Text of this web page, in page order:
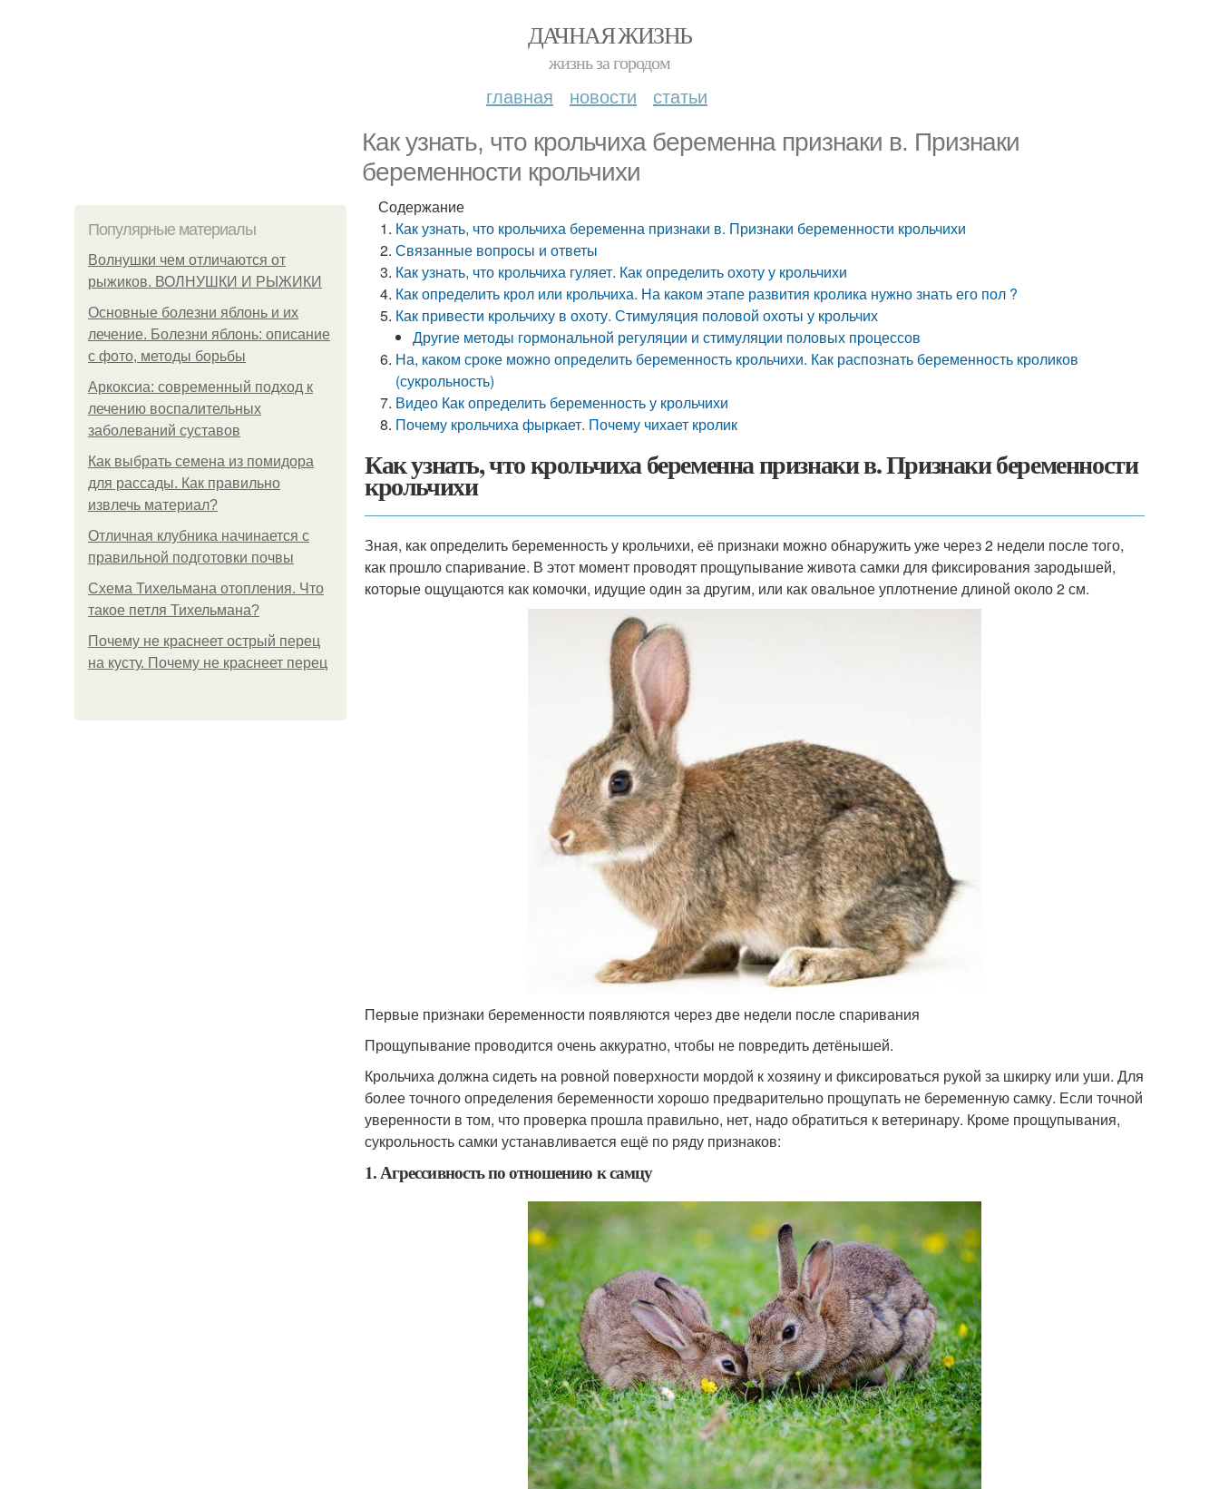
ДАЧНАЯ ЖИЗНЬ
жизнь за городом
главная новости статьи
Как узнать, что крольчиха беременна признаки в. Признаки
беременности крольчихи
Популярные материалы
Волнушки чем отличаются от
рыжиков. ВОЛНУШКИ И РЫЖИКИ
Основные болезни яблонь и их
лечение. Болезни яблонь: описание
с фото, методы борьбы
Аркоксиа: современный подход к
лечению воспалительных
заболеваний суставов
Как выбрать семена из помидора
для рассады. Как правильно
извлечь материал?
Отличная клубника начинается с
правильной подготовки почвы
Схема Тихельмана отопления. Что
такое петля Тихельмана?
Почему не краснеет острый перец
на кусту. Почему не краснеет перец
Содержание
Как узнать, что крольчиха беременна признаки в. Признаки беременности крольчихи
Связанные вопросы и ответы
Как узнать, что крольчиха гуляет. Как определить охоту у крольчихи
Как определить крол или крольчиха. На каком этапе развития кролика нужно знать его пол ?
Как привести крольчиху в охоту. Стимуляция половой охоты у крольчих
Другие методы гормональной регуляции и стимуляции половых процессов
На, каком сроке можно определить беременность крольчихи. Как распознать беременность кроликов
(сукрольность)
Видео Как определить беременность у крольчихи
Почему крольчиха фыркает. Почему чихает кролик
Как узнать, что крольчиха беременна признаки в. Признаки беременности
крольчихи
Зная, как определить беременность у крольчихи, её признаки можно обнаружить уже через 2 недели после того,
как прошло спаривание. В этот момент проводят прощупывание живота самки для фиксирования зародышей,
которые ощущаются как комочки, идущие один за другим, или как овальное уплотнение длиной около 2 см.
Первые признаки беременности появляются через две недели после спаривания
Прощупывание проводится очень аккуратно, чтобы не повредить детёнышей.
Крольчиха должна сидеть на ровной поверхности мордой к хозяину и фиксироваться рукой за шкирку или уши. Для
более точного определения беременности хорошо предварительно прощупать не беременную самку. Если точной
уверенности в том, что проверка прошла правильно, нет, надо обратиться к ветеринару. Кроме прощупывания,
сукрольность самки устанавливается ещё по ряду признаков:
1. Агрессивность по отношению к самцу